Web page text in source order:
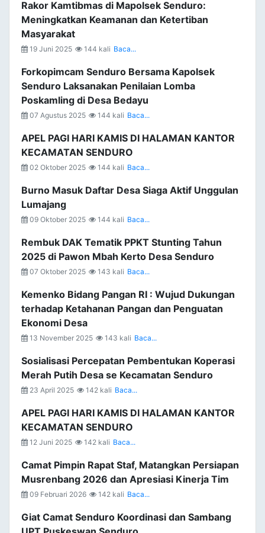
Rakor Kamtibmas di Mapolsek Senduro:
Meningkatkan Keamanan dan Ketertiban
Masyarakat
19 Juni 2025 144 kali Baca...
Forkopimcam Senduro Bersama Kapolsek
Senduro Laksanakan Penilaian Lomba
Poskamling di Desa Bedayu
07 Agustus 2025 144 kali Baca...
APEL PAGI HARI KAMIS DI HALAMAN KANTOR
KECAMATAN SENDURO
02 Oktober 2025 144 kali Baca...
Burno Masuk Daftar Desa Siaga Aktif Unggulan
Lumajang
09 Oktober 2025 144 kali Baca...
Rembuk DAK Tematik PPKT Stunting Tahun
2025 di Pawon Mbah Kerto Desa Senduro
07 Oktober 2025 143 kali Baca...
Kemenko Bidang Pangan RI : Wujud Dukungan
terhadap Ketahanan Pangan dan Penguatan
Ekonomi Desa
13 November 2025 143 kali Baca...
Sosialisasi Percepatan Pembentukan Koperasi
Merah Putih Desa se Kecamatan Senduro
23 April 2025 142 kali Baca...
APEL PAGI HARI KAMIS DI HALAMAN KANTOR
KECAMATAN SENDURO
12 Juni 2025 142 kali Baca...
Camat Pimpin Rapat Staf, Matangkan Persiapan
Musrenbang 2026 dan Apresiasi Kinerja Tim
09 Februari 2026 142 kali Baca...
Giat Camat Senduro Koordinasi dan Sambang